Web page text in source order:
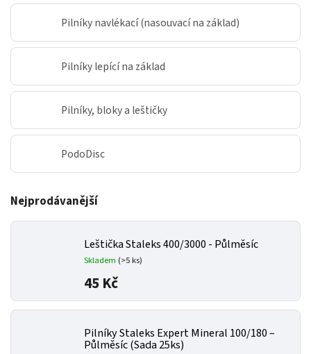
Pilníky navlékací (nasouvací na základ)
Pilníky lepící na základ
Pilníky, bloky a leštičky
PodoDisc
Nejprodávanější
Leštička Staleks 400/3000 - Půlměsíc
Skladem (>5 ks)
45 Kč
Pilníky Staleks Expert Mineral 100/180 –
Půlměsíc (Sada 25ks)